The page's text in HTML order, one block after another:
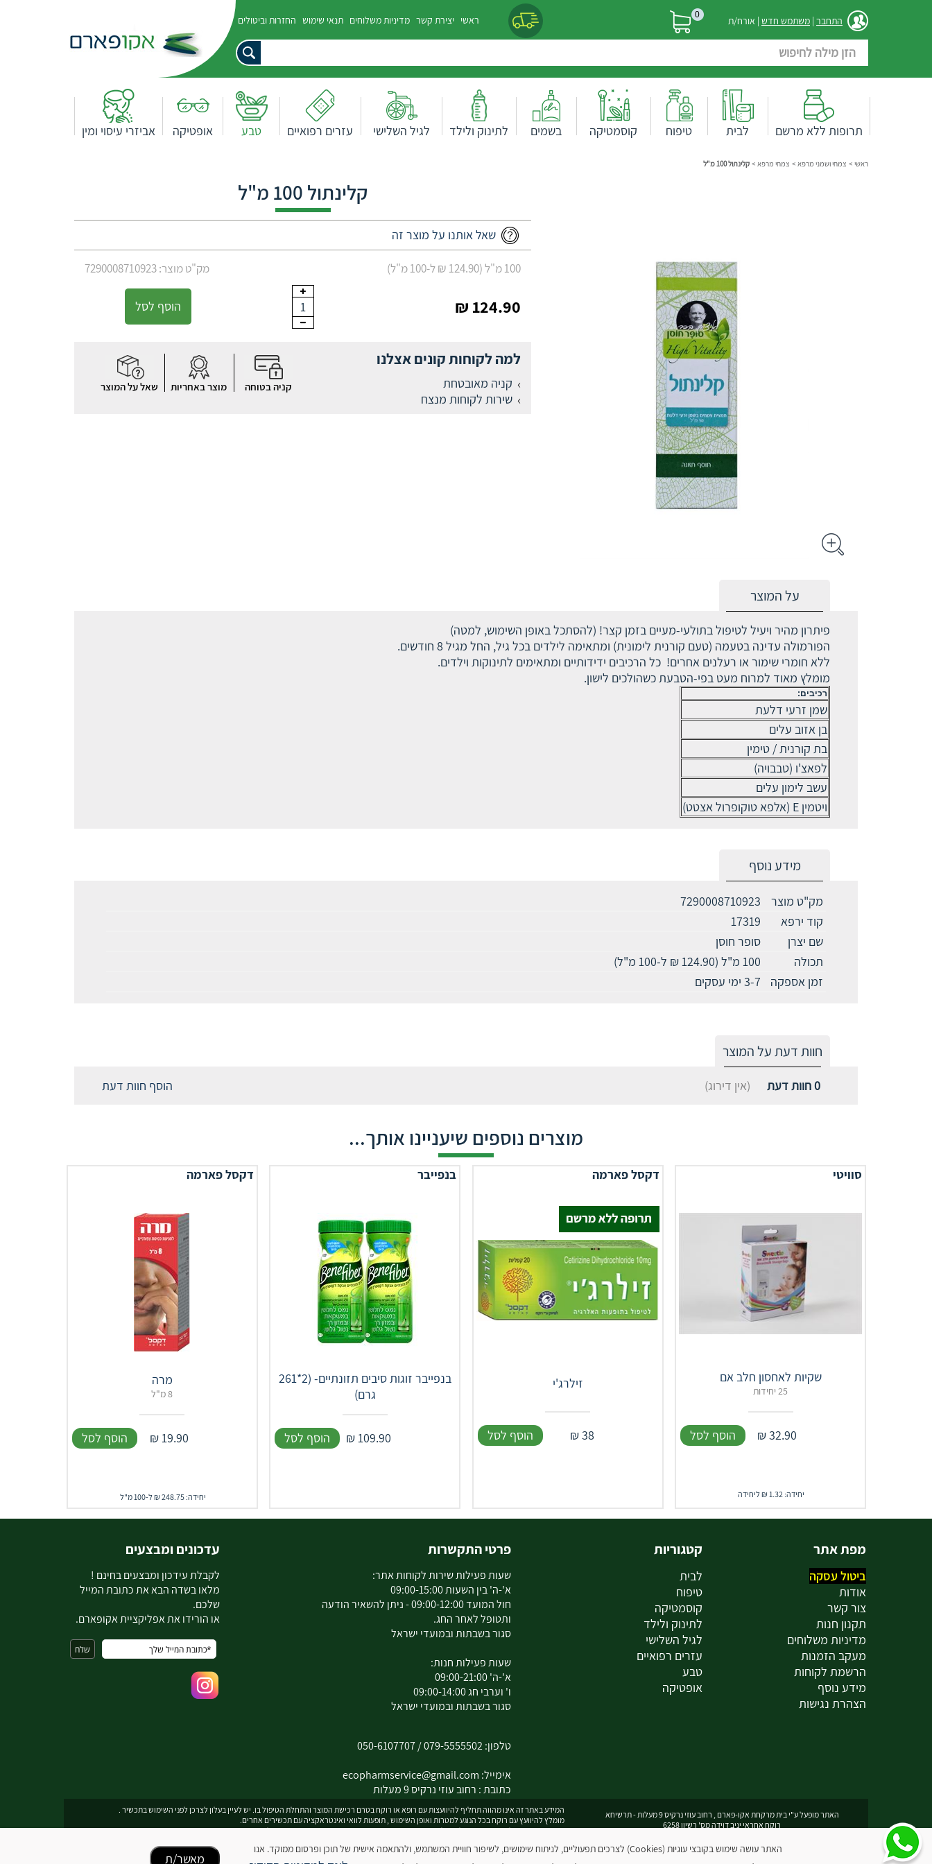
התחבר | משתמש חדש | אורח/ת 0 ראשי יצירת קשר מדיניות משלוחים תנאי שימוש החזרות וביטולים
תרופות ללא מרשם לבית טיפוח קוסמטיקה בשמים לתינוק ולילד לגיל השלישי עזרים רפואיים טבע אופטיקה אביזרי עיסוי ומין
ראשי > צמחי ושמני מרפא > צמחי מרפא > קלינתול 100 מ"ל
קלינתול 100 מ"ל
שאל אותנו על מוצר זה
100 מ"ל (124.90 ₪ ל-100 מ"ל) מק"ט מוצר: 7290008710923
124.90 ₪
1 הוסף לסל
למה לקוחות קונים אצלנו
קניה מאובטחת
שירות לקוחות מנצח
קניה בטוחה מוצר באחריות שאל על המוצר
על המוצר
פיתרון מהיר ויעיל לטיפול בתולעי-מעיים בזמן קצר! (להסתכל באופן השימוש, למטה)
הפורמולה עדינה בטעמה (טעם קורנית לימונית) ומתאימה לילדים בכל גיל, החל מגיל 8 חודשים.
ללא חומרי שימור או רעלנים אחרים! כל הרכיבים ידידותיים ומתאימים לתינוקות וילדים.
מומלץ מאוד למרוח מעט בפי-הטבעת כשהולכים לישון.
רכיבים:
שמן זרעי דלעת
בן אזוב עלים
בת קורנית / טימין
לפאצ'ו (טבבויה)
עשב לימון עלים
ויטמין E (אלפא טוקופרול אצטט)
מידע נוסף
מק"ט מוצר
7290008710923
קוד ירפא
17319
שם יצרן
סופר חוסן
תכולה
100 מ"ל (124.90 ₪ ל-100 מ"ל)
זמן אספקה
3-7 ימי עסקים
חוות דעת על המוצר
0חוות דעת (אין דירוג) הוסף חוות דעת
מוצרים נוספים שיעניינו אותך...
סוויטי
שקיות לאחסון חלב אם
25 יחידות
32.90
₪ הוסף לסל
יחידה: 1.32 ₪ ליחידה
דקסל פארמה
זילרג'י
38
₪ הוסף לסל
בנפייבר
בנפייבר זוגות סיבים תזונתיים- (2*261
גרם)
109.90
₪ הוסף לסל
דקסל פארמה
מרה
8 מ"ל
19.90
₪ הוסף לסל
יחידה: 248.75 ₪ ל-100 מ"ל
מפת אתר
ביטול עסקה
אודות
צור קשר
תקנון חנות
מדיניות משלוחים
מעקב הזמנות
הרשמת לקוחות
מידע נוסף
הצהרת נגישות
קטגוריות
לבית
טיפוח
קוסמטיקה
לתינוק ולילד
לגיל השלישי
עזרים רפואיים
טבע
אופטיקה
פרטי התקשרות
שעות פעילות שירות לקוחות אתר:
א'-ה' בין השעות 09:00-15:00
חול המועד 09:00-12:00 - ניתן להשאיר הודעה
ותטופל לאחר החג.
סגור בשבתות ובמועדי ישראל
שעות פעילות חנות:
א'-ה' 09:00-21:00
ו' וערבי חג 09:00-14:00
סגור בשבתות ובמועדי ישראל
טלפון:079-5555502
/
050-6107707
אימייל: ecopharmservice@gmail.com
כתובת : רחוב עוזי נרקיס 9 מעלות
עדכונים ומבצעים
לקבלת עידכון ומבצעים בחינם !
מלאו בשדה הבא את כתובת המייל
שלכם.
או הורידו את אפליקציית אקופארם.
האתר מופעל ע"י בית מרקחת אקו-פארם , רחוב עוזי נרקיס 9 מעלות - תרשיחא
רוקח אחראי יניב דוידה מס' רשיון 6258
המידע באתר זה אינו מהווה תחליף להיוועצות עם רופא או רוקח בטרם רכישת המוצר והתחלת הטיפול בו. יש לעיין בעלון לצרכן לפני השימוש בתכשיר .
מומלץ להיוועץ עם רוקח בכל הנוגע למטרות ואופן השימוש , תופעות לוואי ואינטראקציה עם תכשירים אחרים.
המחירים בתוקף לרכישה באתר בלבד - להתייעצות עם רוקח:0795555502ובנוסף כתובת דואר אלקטרוניecopharmservice@gmail.com
האתר עושה שימוש בקובצי עוגיות (Cookies) לצרכים תפעוליים, לניתוח שימושים, לשיפור חוויית המשתמש, ולהתאמה אישית של תוכן ופרסום ממוקד. אנו
מאשר/ת